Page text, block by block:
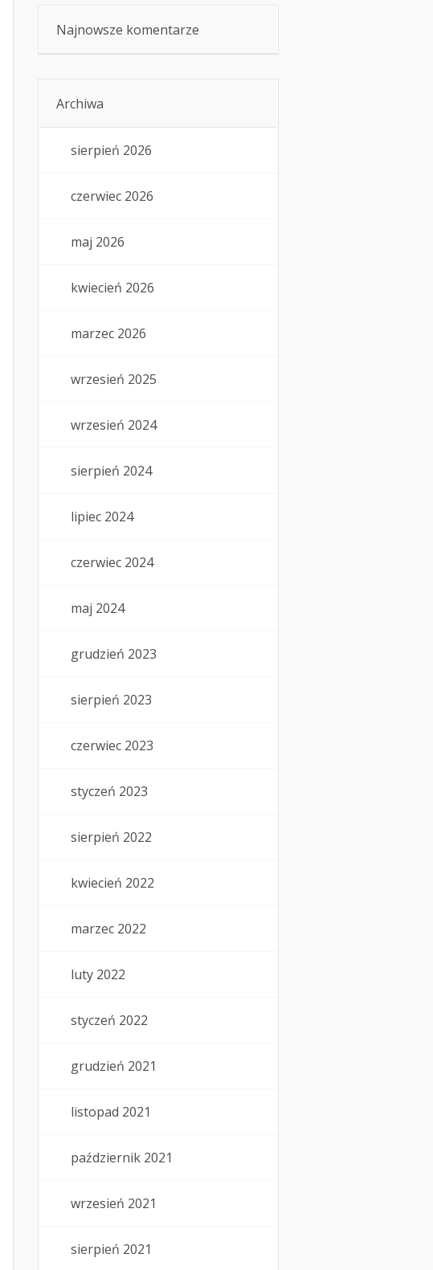
Najnowsze komentarze
Archiwa
sierpień 2026
czerwiec 2026
maj 2026
kwiecień 2026
marzec 2026
wrzesień 2025
wrzesień 2024
sierpień 2024
lipiec 2024
czerwiec 2024
maj 2024
grudzień 2023
sierpień 2023
czerwiec 2023
styczeń 2023
sierpień 2022
kwiecień 2022
marzec 2022
luty 2022
styczeń 2022
grudzień 2021
listopad 2021
październik 2021
wrzesień 2021
sierpień 2021